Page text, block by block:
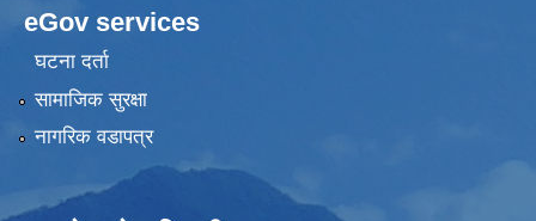
eGov services
घटना दर्ता
सामाजिक सुरक्षा
नागरिक वडापत्र